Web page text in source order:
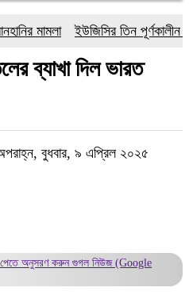
মামলা ইউজিসির তিন পূর্ণকালীন
ব্যাখা দিল ভারত
বুধবার, ৯ এপ্রিল ২০২৫
পেতে অনুসরণ করুন গুগল নিউজ (Google